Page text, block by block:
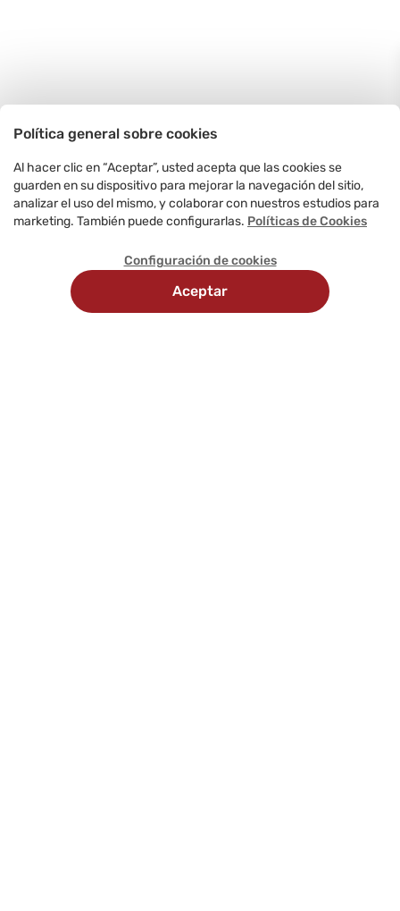
Política general sobre cookies
Al hacer clic en “Aceptar”, usted acepta que las cookies se
guarden en su dispositivo para mejorar la navegación del sitio,
analizar el uso del mismo, y colaborar con nuestros estudios para
marketing. También puede configurarlas. Políticas de Cookies
Configuración de cookies
Aceptar